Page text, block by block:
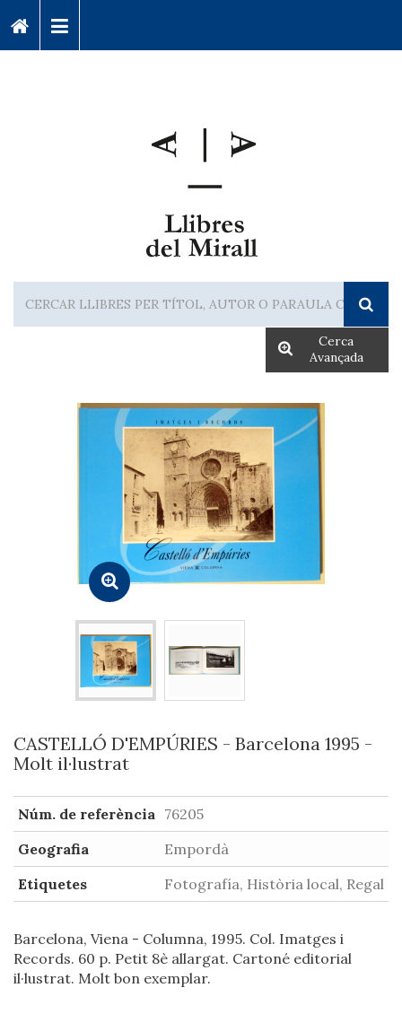
Cerca
Avançada
CASTELLÓ D'EMPÚRIES - Barcelona 1995 -
Molt il·lustrat
Núm. de referència 76205
Geografia
Empordà
Etiquetes
Fotografía, Història local, Regal
Barcelona, Viena - Columna, 1995. Col. Imatges i
Records. 60 p. Petit 8è allargat. Cartoné editorial
il·lustrat. Molt bon exemplar.